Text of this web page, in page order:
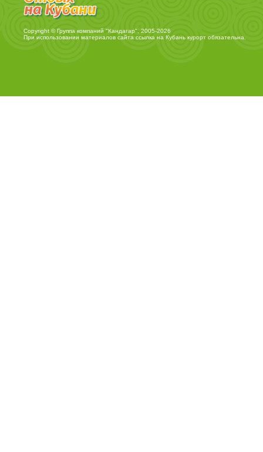
Copyright © Группа компаний "Кандагар", 2005-2026
При использовании материалов сайта ссылка на Кубань курортобязательна.